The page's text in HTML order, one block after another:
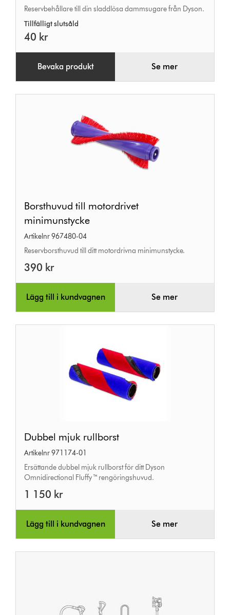
Reservbehållare till din sladdlösa dammsugare från Dyson.
Tillfälligt slutsåld
40 kr
Bevaka produkt Se mer
till
motordrivet
minimunstycke
Borsthuvud till motordrivet
minimunstycke
Artikelnr 967480-04
Reservborsthuvud till ditt motordrivna minimunstycke.
390 kr
Lägg till i kundvagnen Se mer
mjuk
rullborst
Dubbel mjuk rullborst
Artikelnr 971174-01
Ersättande dubbel mjuk rullborst för ditt Dyson
Omnidirectional Fluffy ™ rengöringshuvud.
1 150 kr
Lägg till i kundvagnen Se mer